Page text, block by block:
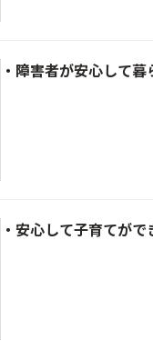
・障害者が安心して暮
・安心して子育てがで